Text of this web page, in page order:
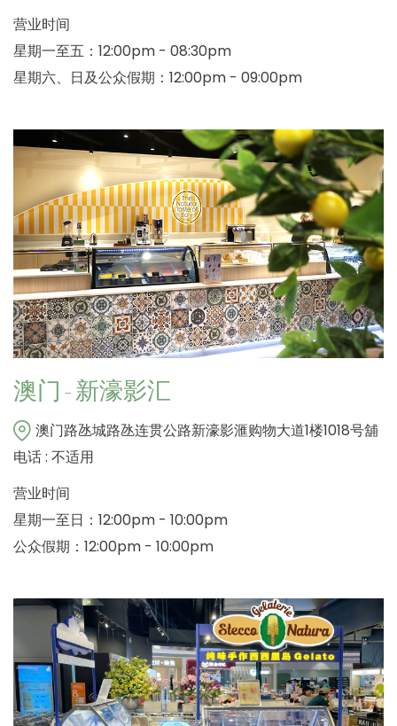
营业时间
星期一至五：12:00pm - 08:30pm
星期六、日及公众假期：12:00pm - 09:00pm
澳门 - 新濠影汇
澳门路氹城路氹连贯公路新濠影滙购物大道1楼1018号舖
电话 : 不适用
营业时间
星期一至日：12:00pm - 10:00pm
公众假期：12:00pm - 10:00pm